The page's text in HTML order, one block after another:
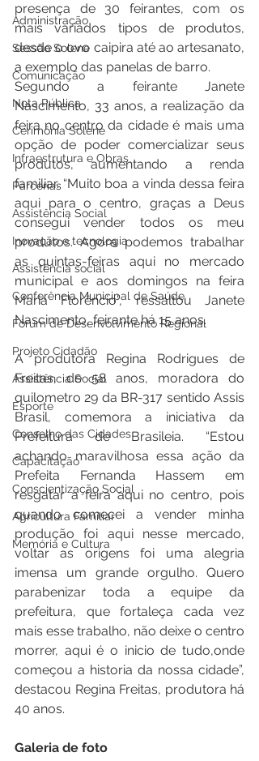
Administração
Sessão Solene
Comunicação
Nota Pública
Cerimônia Solene
Infraestrutura e Obras
Parcerias
Assistência Social
Inovação e tecnologia
Assistência social
Conferência Municipal de Saúde
Fórum de Desenvolvimento Regional
Projeto Cidadão
Assistência Social
Esporte
Conselho das Cidades
Capacitação
Conscientização Social
Agricultura Familiar
Memória e Cultura
presença de 30 feirantes, com os
mais variados tipos de produtos,
desde o ovo caipira até ao artesanato,
a exemplo das panelas de barro.
Segundo a feirante Janete
Nascimento, 33 anos, a realização da
feira no centro da cidade é mais uma
opção de poder comercializar seus
produtos, aumentando a renda
familiar. “Muito boa a vinda dessa feira
aqui para o centro, graças a Deus
consegui vender todos os meu
produtos. Agora podemos trabalhar
as quintas-feiras aqui no mercado
municipal e aos domingos na feira
Maria Florêncio”, ressaltou Janete
Nascimento, feirante há 15 anos.
A produtora Regina Rodrigues de
Freitas, de 58 anos, moradora do
quilometro 29 da BR-317 sentido Assis
Brasil, comemora a iniciativa da
Prefeitura de Brasileia. “Estou
achando maravilhosa essa ação da
Prefeita Fernanda Hassem em
resgatar a feira aqui no centro, pois
quando comecei a vender minha
produção foi aqui nesse mercado,
voltar as origens foi uma alegria
imensa um grande orgulho. Quero
parabenizar toda a equipe da
prefeitura, que fortaleça cada vez
mais esse trabalho, não deixe o centro
morrer, aqui é o inicio de tudo,onde
começou a historia da nossa cidade”,
destacou Regina Freitas, produtora há
40 anos.
Galeria de foto